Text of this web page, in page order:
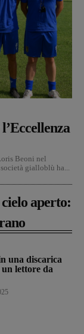
Beoni nel
gialloblù ha...
aperto:
una discarica
lettore da